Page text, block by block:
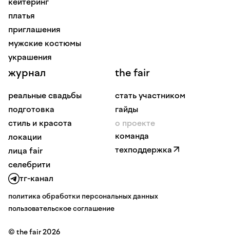
платья
приглашения
мужские костюмы
украшения
журнал
реальные свадьбы
подготовка
стиль и красота
локации
лица fair
селебрити
the fair
стать участником
гайды
о проекте
команда
техподдержка
тг-канал
политика обработки персональных данных
пользовательское соглашение
© the fair 2026